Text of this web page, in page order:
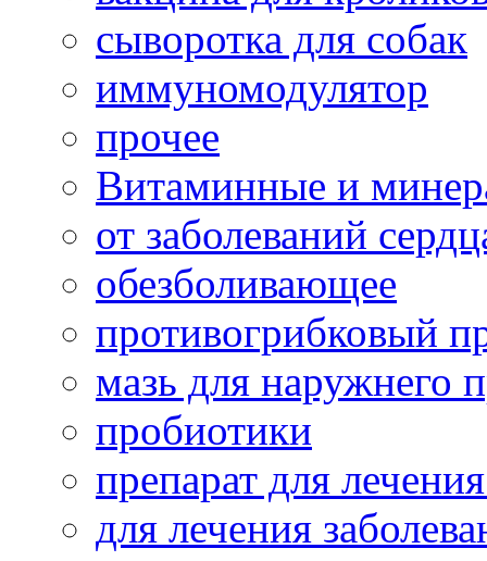
сыворотка для собак
иммуномодулятор
прочее
Витаминные и
от заболеваний
обезболивающее
противогрибковый
мазь для наружнего
пробиотики
препарат для лечения
для лечения